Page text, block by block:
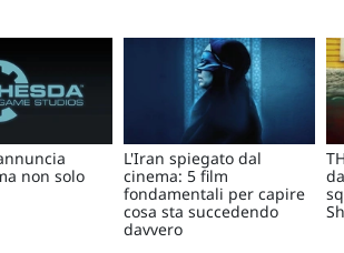
non solo
L'Iran spiegato dal
cinema: 5 film
fondamentali per capire
cosa sta succedendo
davvero